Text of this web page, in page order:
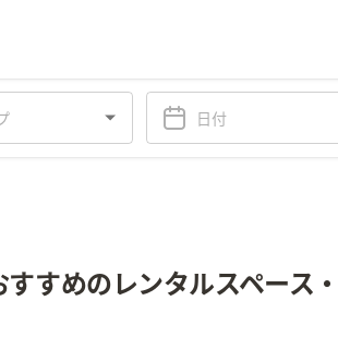
すめのレンタルスペース